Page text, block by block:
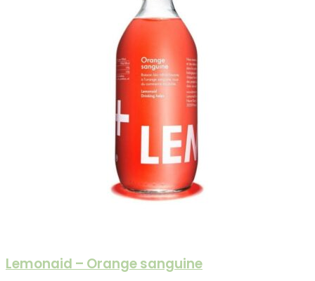
Lemonaid – Orange sanguine